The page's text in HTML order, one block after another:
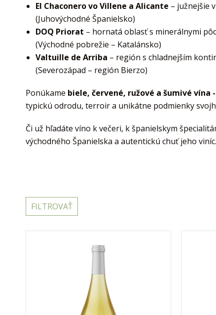
El Chaconero vo Villene a Alicante – južnejšie
(Juhovýchodné Španielsko)
DOQ Priorat – hornatá oblasť s minerálnymi
(Východné pobrežie – Katalánsko)
Valtuille de Arriba – región s chladnejším
(Severozápad – región Bierzo)
Ponúkame biele, červené, ružové a šumivé vína
typickú odrodu, terroir a unikátne podmienky
Či už hľadáte víno k večeri, k španielskym
východného Španielska a autentickú chuť jeho viníc.
FILTROVAŤ